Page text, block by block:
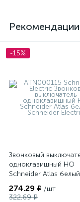
Рекомендации
-15%
Звонковый
одноклавишный НО
Schneider Atlas белый
274.29 ₽ /шт
322.69 ₽